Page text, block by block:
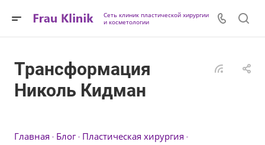
Сеть клиник пластической хирургии
и косметологии
Трансформация
Николь Кидман
Главная Блог Пластическая хирургия